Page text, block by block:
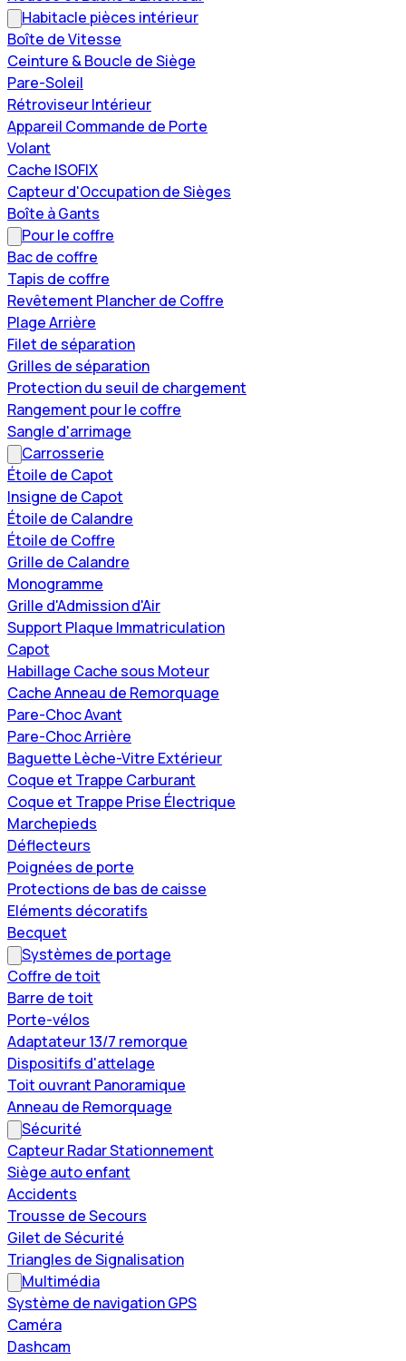
Habitacle pièces intérieur
Boîte de Vitesse
Ceinture & Boucle de Siège
Pare-Soleil
Rétroviseur Intérieur
Appareil Commande de Porte
Volant
Cache ISOFIX
Capteur d'Occupation de Sièges
Boîte à Gants
Pour le coffre
Bac de coffre
Tapis de coffre
Revêtement Plancher de Coffre
Plage Arrière
Filet de séparation
Grilles de séparation
Protection du seuil de chargement
Rangement pour le coffre
Sangle d'arrimage
Carrosserie
Étoile de Capot
Insigne de Capot
Étoile de Calandre
Étoile de Coffre
Grille de Calandre
Monogramme
Grille d'Admission d'Air
Support Plaque Immatriculation
Capot
Habillage Cache sous Moteur
Cache Anneau de Remorquage
Pare-Choc Avant
Pare-Choc Arrière
Baguette Lèche-Vitre Extérieur
Coque et Trappe Carburant
Coque et Trappe Prise Électrique
Marchepieds
Déflecteurs
Poignées de porte
Protections de bas de caisse
Eléments décoratifs
Becquet
Systèmes de portage
Coffre de toit
Barre de toit
Porte-vélos
Adaptateur 13/7 remorque
Dispositifs d'attelage
Toit ouvrant Panoramique
Anneau de Remorquage
Sécurité
Capteur Radar Stationnement
Siège auto enfant
Accidents
Trousse de Secours
Gilet de Sécurité
Triangles de Signalisation
Multimédia
Système de navigation GPS
Caméra
Dashcam